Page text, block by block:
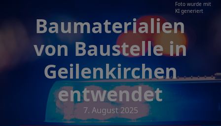
Foto wurde mit
KI generiert
Baumaterialien
von Baustelle in
Geilenkirchen
entwendet
7. August 2025